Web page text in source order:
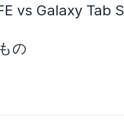
vs Galaxy Tab
の